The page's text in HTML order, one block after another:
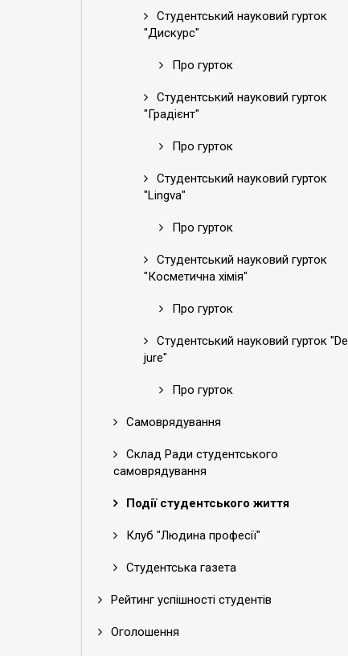
Студентський науковий гурток
"Дискурс"
Про гурток
Студентський науковий гурток
"Градієнт"
Про гурток
Студентський науковий гурток
"Lingva"
Про гурток
Студентський науковий гурток
"Косметична хімія"
Про гурток
Студентський науковий гурток "De
jure"
Про гурток
Самоврядування
Склад Ради студентського
самоврядування
Події студентського життя
Клуб "Людина професії"
Студентська газета
Рейтинг успішності студентів
Оголошення